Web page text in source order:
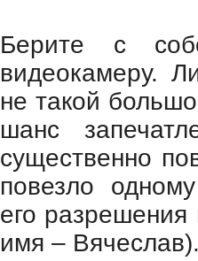
Берите с
видеокамеру.
не такой
шанс
существенно
повезло
его разрешения
имя –